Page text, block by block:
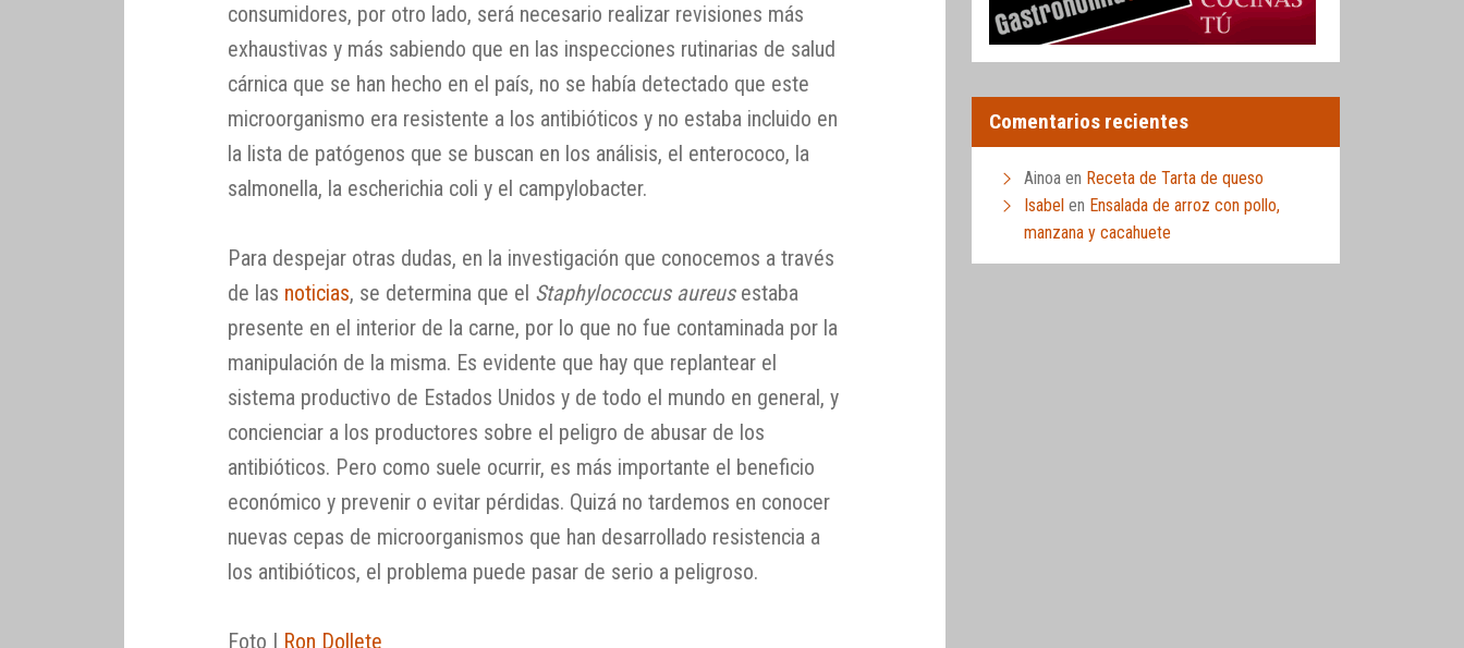
consumidores, por otro lado, será necesario realizar revisiones más
exhaustivas y más sabiendo que en las inspecciones rutinarias de salud
cárnica que se han hecho en el país, no se había detectado que este
microorganismo era resistente a los antibióticos y no estaba incluido en
la lista de patógenos que se buscan en los análisis, el enterococo, la
salmonella, la escherichia coli y el campylobacter.
Para despejar otras dudas, en la investigación que conocemos a través
de las noticias, se determina que el Staphylococcus aureusestaba
presente en el interior de la carne, por lo que no fue contaminada por la
manipulación de la misma. Es evidente que hay que replantear el
sistema productivo de Estados Unidos y de todo el mundo en general, y
concienciar a los productores sobre el peligro de abusar de los
antibióticos. Pero como suele ocurrir, es más importante el beneficio
económico y prevenir o evitar pérdidas. Quizá no tardemos en conocer
nuevas cepas de microorganismos que han desarrollado resistencia a
los antibióticos, el problema puede pasar de serio a peligroso.
Foto | Ron Dollete
Comentarios recientes
Ainoa en Receta de Tarta de queso
Isabel en Ensalada de arroz con pollo,
manzana y cacahuete